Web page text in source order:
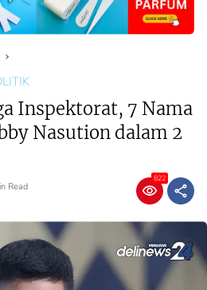
Inspektorat, 7 Nama
Nasution dalam 2
Read
822